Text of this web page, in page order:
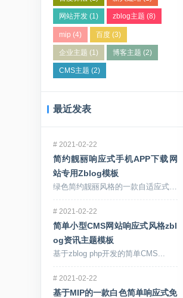
网站开发(1) zblog主题 (8)
mip (4) 百度(3)
企业主题 (1) 博客主题 (2)
CMS主题 (2)
最近发表
# 2021-02-22
简约靓丽响应式手机APP下载网
站专用Zblog模板
绿色简约靓丽风格的一款自适应式zblo...
# 2021-02-22
简单小型CMS网站响应式风格zbl
og资讯主题模板
基于zblog php开发的简单CMS...
# 2021-02-22
基于MIP的一款白色简单响应式免